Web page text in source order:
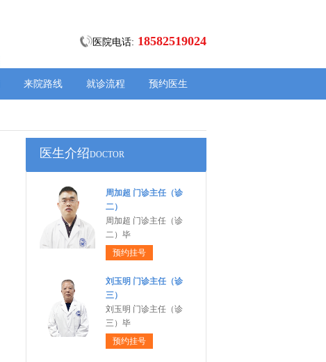
医院电话: 18582519024
来院路线 就诊流程 预约医生
医生介绍DOCTOR
周加超 门诊主任（诊
二）
周加超 门诊主任（诊
二）毕
预约挂号
刘玉明 门诊主任（诊
三）
刘玉明 门诊主任（诊
三）毕
预约挂号